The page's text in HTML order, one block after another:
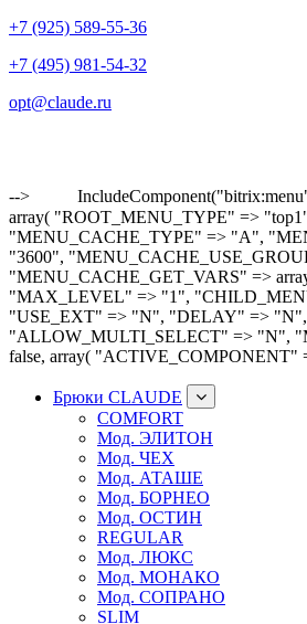
+7 (925) 589-55-36
+7 (495) 981-54-32
opt@claude.ru
-->
array( "ROOT_MENU_TYPE" =>
"MENU_CACHE_TYPE" => "A",
"3600",
"MENU_CACHE_GET_VARS" =>
"MAX_LEVEL" => "1",
"USE_EXT" => "N", "DELAY" => "N",
"ALLOW_MULTI_SELECT" => "N",
false, array( "ACTIVE_COMPONENT"
Брюки CLAUDE
COMFORT
Мод. ЭЛИТОН
Мод. ЧЕХ
Мод. АТАШЕ
Мод. БОРНЕО
Мод. ОСТИН
REGULAR
Мод. ЛЮКС
Мод. МОНАКО
Мод. СОПРАНО
SLIM